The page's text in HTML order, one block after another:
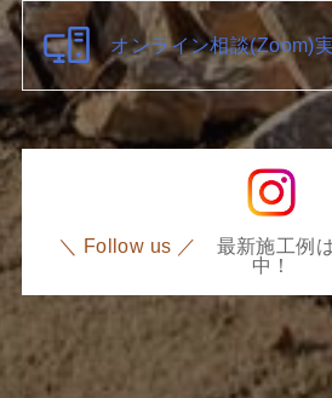
オンライン相談(Zoom)
＼ Follow us ／
最新施工例
中！